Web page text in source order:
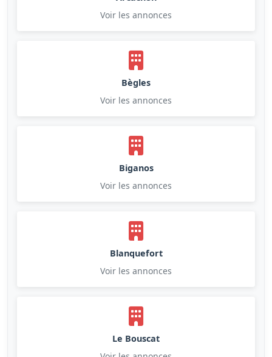
Voir les annonces
Bègles
Voir les annonces
Biganos
Voir les annonces
Blanquefort
Voir les annonces
Le Bouscat